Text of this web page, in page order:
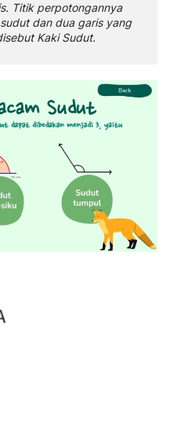
Titik perpotongannya
dan dua garis yang
Kaki Sudut.